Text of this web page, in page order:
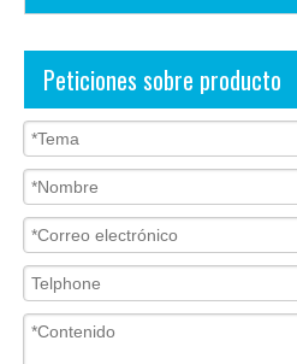
Peticiones sobre producto